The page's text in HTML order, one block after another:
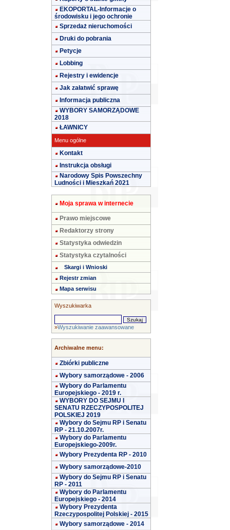
EKOPORTAL-Informacje o
środowisku i jego ochronie
Sprzedaż nieruchomości
Druki do pobrania
Petycje
Lobbing
Rejestry i ewidencje
Jak załatwić sprawę
Informacja publiczna
WYBORY SAMORZĄDOWE
2018
ŁAWNICY
Menu ogólne
Kontakt
Instrukcja obsługi
Narodowy Spis Powszechny
Ludności i Mieszkań 2021
Moja sprawa w internecie
Prawo miejscowe
Redaktorzy strony
Statystyka odwiedzin
Statystyka czytalności
Skargi i Wnioski
Rejestr zmian
Mapa serwisu
Wyszukiwarka
»Wyszukiwanie zaawansowane
Archiwalne menu:
Zbiórki publiczne
Wybory samorządowe - 2006
Wybory do Parlamentu
Europejskiego - 2019 r.
WYBORY DO SEJMU I
SENATU RZECZYPOSPOLITEJ
POLSKIEJ 2019
Wybory do Sejmu RP i Senatu
RP - 21.10.2007r.
Wybory do Parlamentu
Europejskiego-2009r.
Wybory Prezydenta RP - 2010
Wybory samorządowe-2010
Wybory do Sejmu RP i Senatu
RP - 2011
Wybory do Parlamentu
Europejskiego - 2014
Wybory Prezydenta
Rzeczypospolitej Polskiej - 2015
Wybory samorządowe - 2014